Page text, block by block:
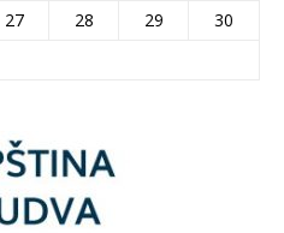
27 28 29
30